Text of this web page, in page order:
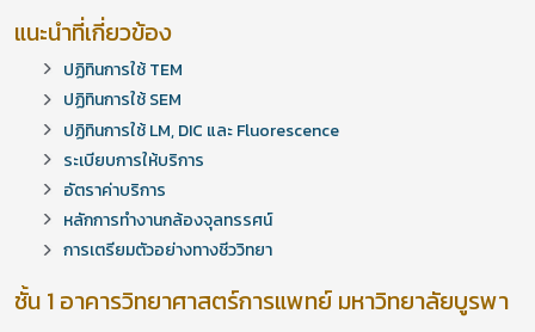
แนะนำที่เกี่ยวข้อง
ปฏิทินการใช้ TEM
ปฏิทินการใช้ SEM
ปฏิทินการใช้ LM, DIC และ Fluorescence
ระเบียบการให้บริการ
อัตราค่าบริการ
หลักการทำงานกล้องจุลทรรศน์
การเตรียมตัวอย่างทางชีววิทยา
ชั้น 1 อาคารวิทยาศาสตร์การแพทย์ มหาวิทยาลัยบูรพา